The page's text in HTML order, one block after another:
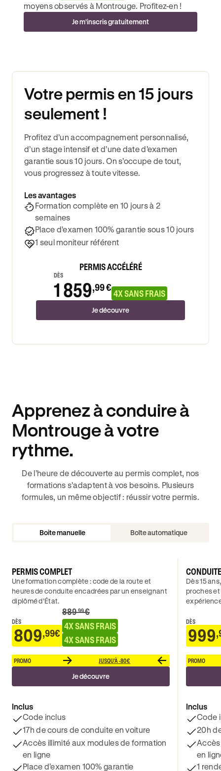
moyens observés à Montrouge. Profitez-en !
Je m'inscris gratuitement
Votre permis en 15 jours
seulement !
Profitez d’un accompagnement personnalisé,
d’un stage intensif et d’une date d’examen
garantie sous 10 jours. On s’occupe de tout,
vous progressez à toute vitesse.
Les avantages
Formation complète en 10 jours à 2
semaines
Place d'examen 100% garantie sous 10 jours
1 seul moniteur référent
PERMIS ACCÉLÉRÉ
DÈS
1 859,99 €
4X SANS FRAIS
Je découvre
Apprenez à conduire à
Montrouge à votre
rythme.
De l’heure de découverte au permis complet, nos
formations s'adaptent à vos besoins. Plusieurs
formules, un même objectif : réussir votre permis.
Boite manuelle Boîte automatique
PERMIS COMPLET
Une formation complète : code de la route et
heures de conduite encadrées par un enseignant
diplômé d’État.
DÈS
809,99€
889.99€
4X SANS FRAIS
4X SANS FRAIS
PROMO JUSQU'À -80€
Je découvre
Inclus
Code inclus
17h de cours de conduite en voiture
Accès illimité aux modules de formation
en ligne
Place d’examen 100% garantie
Dès 15
proches
DÈS
999
PROMO
Inclus
Code
20h
en
1